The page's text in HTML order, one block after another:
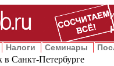
Налоги Семинары
в Санкт-Петербурге